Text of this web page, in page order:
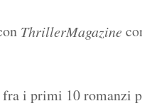
ThrillerMagazine
fra i primi 10 romanzi